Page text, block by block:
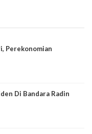
Perekonomian
Di Bandara Radin